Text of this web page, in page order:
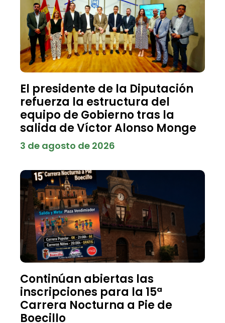
El presidente de la Diputación
refuerza la estructura del
equipo de Gobierno tras la
salida de Víctor Alonso Monge
3 de agosto de 2026
Continúan abiertas las
inscripciones para la 15ª
Carrera Nocturna a Pie de
Boecillo